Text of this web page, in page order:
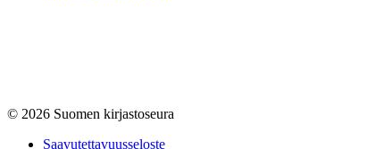
© 2026 Suomen kirjastoseura
Saavutettavuus­seloste